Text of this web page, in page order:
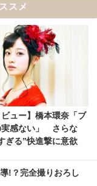
スメ
ビュー】橋本環奈「ブ
実感ない」 さらな
ぎる”快進撃に意欲
!？完全撮りおろし